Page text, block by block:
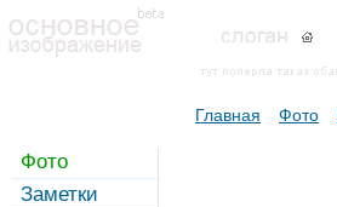
Фото
Заметки
Главная Фото